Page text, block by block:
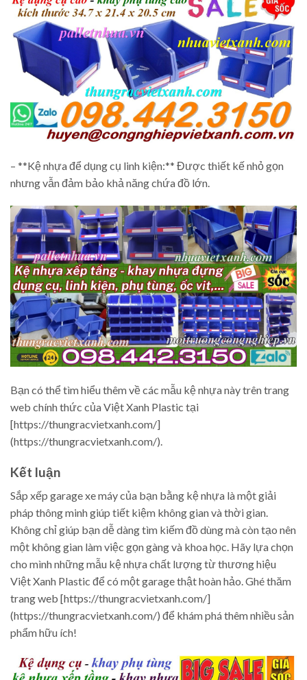
– **Kệ nhựa để dụng cụ linh kiện:** Được thiết kế nhỏ gọn
nhưng vẫn đảm bảo khả năng chứa đồ lớn.
Bạn có thể tìm hiểu thêm về các mẫu kệ nhựa này trên trang
web chính thức của Việt Xanh Plastic tại
[https://thungracvietxanh.com/]
(https://thungracvietxanh.com/).
Kết luận
Sắp xếp garage xe máy của bạn bằng kệ nhựa là một giải
pháp thông minh giúp tiết kiệm không gian và thời gian.
Không chỉ giúp bạn dễ dàng tìm kiếm đồ dùng mà còn tạo nên
một không gian làm việc gọn gàng và khoa học. Hãy lựa chọn
cho mình những mẫu kệ nhựa chất lượng từ thương hiệu
Việt Xanh Plastic để có một garage thật hoàn hảo. Ghé thăm
trang web [https://thungracvietxanh.com/]
(https://thungracvietxanh.com/) để khám phá thêm nhiều sản
phẩm hữu ích!